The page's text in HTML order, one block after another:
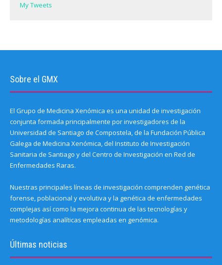
My Tweets
Sobre el GMX
El Grupo de Medicina Xenómica es una unidad de investigación
conjunta formada principalmente por investigadores de la
Universidad de Santiago de Compostela, de la Fundación Pública
Galega de Medicina Xenómica, del Instituto de Investigación
Sanitaria de Santiago y del Centro de Investigación en Red de
Enfermedades Raras.
Nuestras principales líneas de investigación comprenden genética
forense, poblacional y evolutiva y la genética de enfermedades
complejas así como la mejora continua de las tecnologías y
metodologías analíticas empleadas en genómica.
Últimas noticias